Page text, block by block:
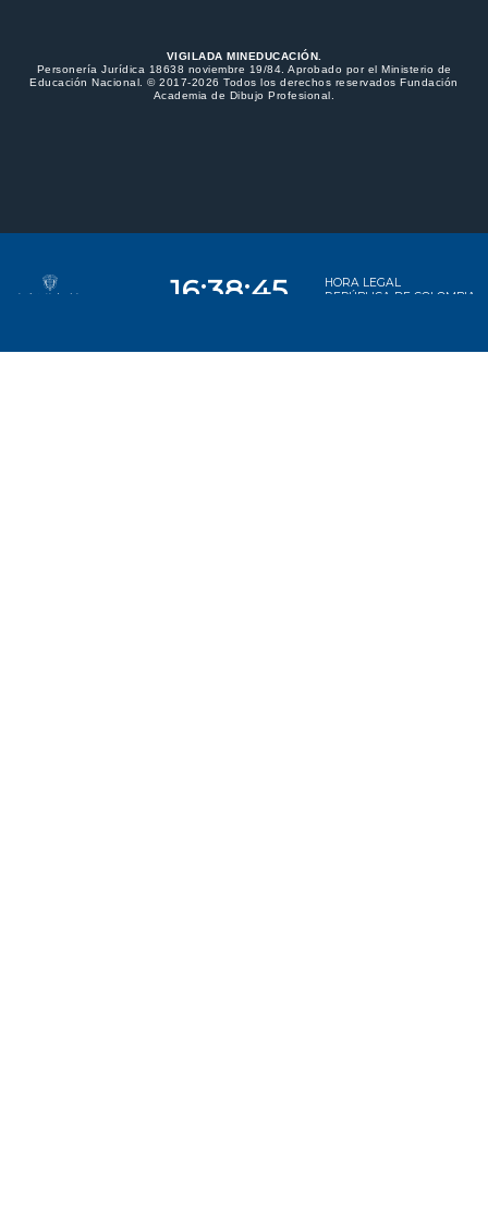
VIGILADA MINEDUCACIÓN.
Personería Jurídica 18638 noviembre 19/84. Aprobado por el Ministerio de
Educación Nacional. © 2017-2026 Todos los derechos reservados Fundación
Academia de Dibujo Profesional.